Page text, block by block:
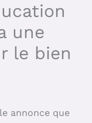
une
le bien
annonce que